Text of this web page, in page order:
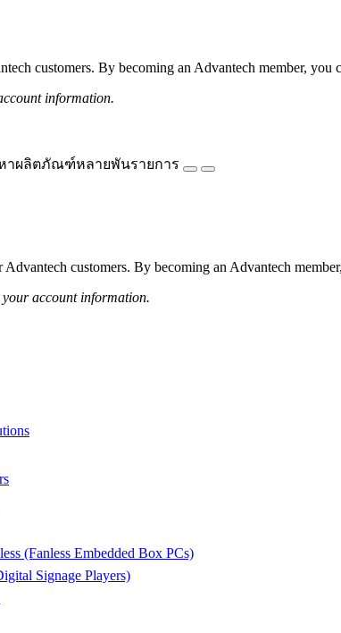
customers. By becoming an Advantech member,
information.
ผลิตภัณฑ์หลายพันรายการ
customers. By becoming an Advantech
your account information.
(Fanless Embedded Box PCs)
Signage Players)